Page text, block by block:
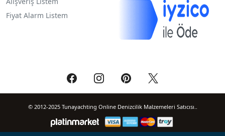
Fiyat Alarm Listem
© 2012-2025 Tunayachting Online Denizcilik Malzemeleri Satıcısı..